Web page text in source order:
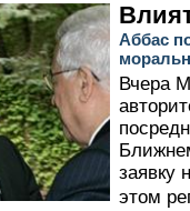
Аббас
Вчера
заявку
этом